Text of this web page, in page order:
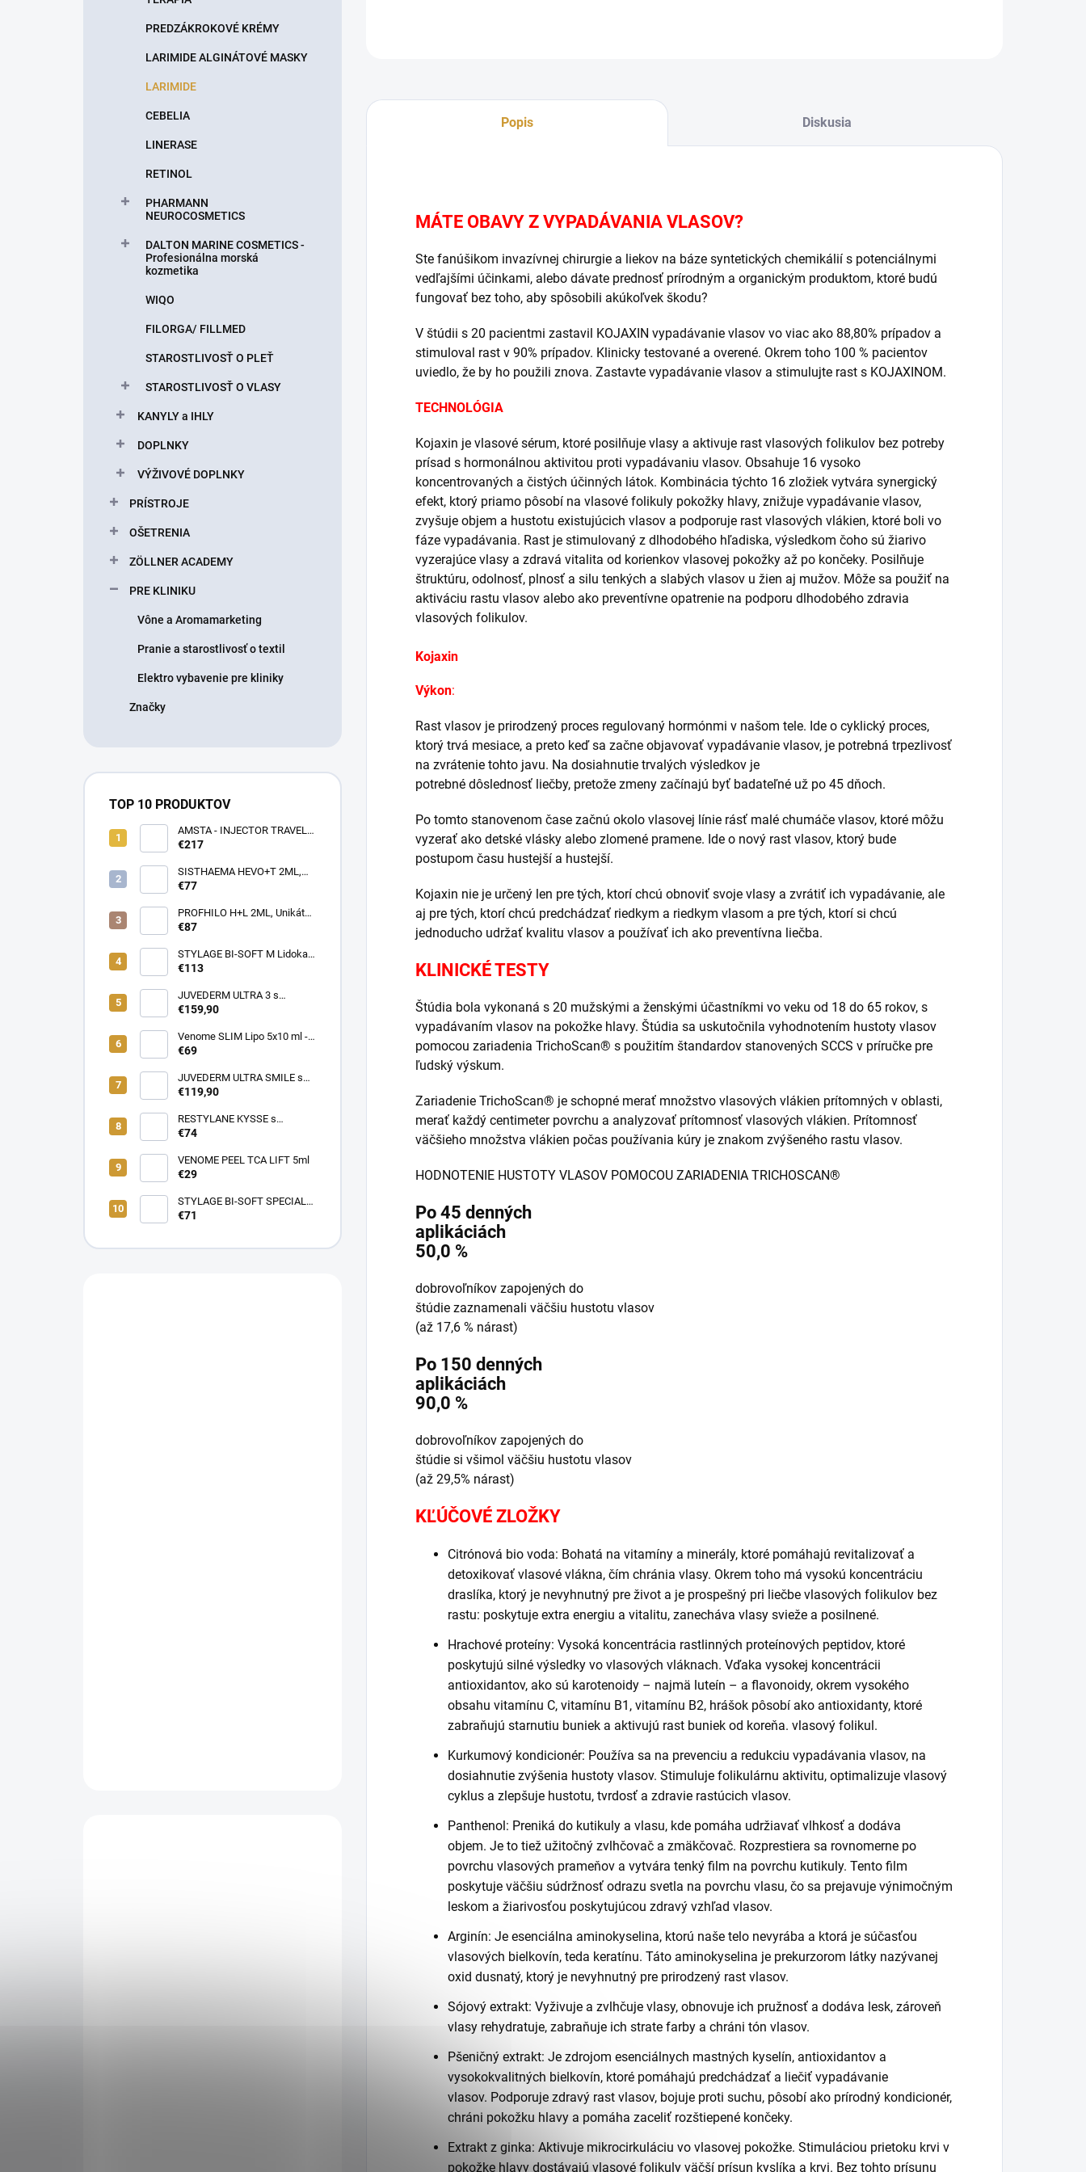
PREDZÁKROKOVÉ KRÉMY
LARIMIDE ALGINÁTOVÉ MASKY
LARIMIDE
CEBELIA
LINERASE
RETINOL
PHARMANN
NEUROCOSMETICS
DALTON MARINE COSMETICS -
Profesionálna morská
kozmetika
WIQO
FILORGA/ FILLMED
STAROSTLIVOSŤ O PLEŤ
STAROSTLIVOSŤ O VLASY
KANYLY a IHLY
DOPLNKY
VÝŽIVOVÉ DOPLNKY
PRÍSTROJE
OŠETRENIA
ZÖLLNER ACADEMY
PRE KLINIKU
Vône a Aromamarketing
Pranie a starostlivosť o textil
Elektro vybavenie pre kliniky
Značky
TOP 10 PRODUKTOV
AMSTA - INJECTOR TRAVEL
BAG - LIMITOVANÁ EDÍCIA -
pre lekárov estetickej
medicíny v pohybe (rôzne
€217
SISTHAEMA HEVO+T 2ML,
70mg/2ml = 50mg/HA + 20mg
Dermálna Regenerácia,
SKUTOČNÉ OMLADENIE,
Patentované zloženie
(VENOME)
€77
PROFHILO H+L 2ML, Unikátny
REMODELAČNÝ produkt pre
napnutie a lifting pokožky, až
64mg kyseliny Hyalurónovej
€87
STYLAGE BI-SOFT M Lidokaín
2x1ml s Mannitolom s
EŠTE LEPŠIE výsledky!
€113
JUVEDERM ULTRA 3 s
Lidokaínom (2x1ml)
€159,90
Venome SLIM Lipo 5x10 ml -
Pomáha v boji proti tukovým
odstrániť
€69
JUVEDERM ULTRA SMILE s
Lidokaínom (2x0,55ml)
€119,90
RESTYLANE KYSSE s
lidokaínom (1x1ml)
€74
VENOME PEEL TCA LIFT 5ml
€29
STYLAGE BI-SOFT SPECIAL
LIPS Lidokaín 1ml s
€71
Popis Diskusia
MÁTE OBAVY Z VYPADÁVANIA VLASOV?
Ste fanúšikom invazívnej chirurgie a liekov na báze syntetických chemikálií s potenciálnymi
vedľajšími účinkami, alebo dávate prednosť prírodným a organickým produktom, ktoré budú
fungovať bez toho, aby spôsobili akúkoľvek škodu?
V štúdii s 20 pacientmi zastavil KOJAXIN vypadávanie vlasov vo viac ako 88,80% prípadov a
stimuloval rast v 90% prípadov. Klinicky testované a overené. Okrem toho 100 % pacientov
uviedlo, že by ho použili znova. Zastavte vypadávanie vlasov a stimulujte rast s KOJAXINOM.
TECHNOLÓGIA
Kojaxin je vlasové sérum, ktoré posilňuje vlasy a aktivuje rast vlasových folikulov bez potreby
prísad s hormonálnou aktivitou proti vypadávaniu vlasov. Obsahuje 16 vysoko
koncentrovaných a čistých účinných látok. Kombinácia týchto 16 zložiek vytvára synergický
efekt, ktorý priamo pôsobí na vlasové folikuly pokožky hlavy, znižuje vypadávanie vlasov,
zvyšuje objem a hustotu existujúcich vlasov a podporuje rast vlasových vlákien, ktoré boli vo
fáze vypadávania. Rast je stimulovaný z dlhodobého hľadiska, výsledkom čoho sú žiarivo
vyzerajúce vlasy a zdravá vitalita od korienkov vlasovej pokožky až po končeky. Posilňuje
štruktúru, odolnosť, plnosť a silu tenkých a slabých vlasov u žien aj mužov. Môže sa použiť na
aktiváciu rastu vlasov alebo ako preventívne opatrenie na podporu dlhodobého zdravia
vlasových folikulov.
Kojaxin
Výkon:
Rast vlasov je prirodzený proces regulovaný hormónmi v našom tele. Ide o cyklický proces,
ktorý trvá mesiace, a preto keď sa začne objavovať vypadávanie vlasov, je potrebná trpezlivosť
na zvrátenie tohto javu. Na dosiahnutie trvalých výsledkov je
potrebné dôslednosť liečby, pretože zmeny začínajú byť badateľné už po 45 dňoch.
Po tomto stanovenom čase začnú okolo vlasovej línie rásť malé chumáče vlasov, ktoré môžu
vyzerať ako detské vlásky alebo zlomené pramene. Ide o nový rast vlasov, ktorý bude
postupom času hustejší a hustejší.
Kojaxin nie je určený len pre tých, ktorí chcú obnoviť svoje vlasy a zvrátiť ich vypadávanie, ale
aj pre tých, ktorí chcú predchádzať riedkym a riedkym vlasom a pre tých, ktorí si chcú
jednoducho udržať kvalitu vlasov a používať ich ako preventívna liečba.
KLINICKÉ TESTY
Štúdia bola vykonaná s 20 mužskými a ženskými účastníkmi vo veku od 18 do 65 rokov, s
vypadávaním vlasov na pokožke hlavy. Štúdia sa uskutočnila vyhodnotením hustoty vlasov
pomocou zariadenia TrichoScan® s použitím štandardov stanovených SCCS v príručke pre
ľudský výskum.
Zariadenie TrichoScan® je schopné merať množstvo vlasových vlákien prítomných v oblasti,
merať každý centimeter povrchu a analyzovať prítomnosť vlasových vlákien. Prítomnosť
väčšieho množstva vlákien počas používania kúry je znakom zvýšeného rastu vlasov.
HODNOTENIE HUSTOTY VLASOV POMOCOU ZARIADENIA TRICHOSCAN®
Po 45 denných
aplikáciách
50,0 %
dobrovoľníkov zapojených do
štúdie zaznamenali väčšiu hustotu vlasov
(až 17,6 % nárast)
Po 150 denných
aplikáciách
90,0 %
dobrovoľníkov zapojených do
štúdie si všimol väčšiu hustotu vlasov
(až 29,5% nárast)
KĽÚČOVÉ ZLOŽKY
Citrónová bio voda: Bohatá na vitamíny a minerály, ktoré pomáhajú revitalizovať a
detoxikovať vlasové vlákna, čím chránia vlasy. Okrem toho má vysokú koncentráciu
draslíka, ktorý je nevyhnutný pre život a je prospešný pri liečbe vlasových folikulov bez
rastu: poskytuje extra energiu a vitalitu, zanecháva vlasy svieže a posilnené.
Hrachové proteíny: Vysoká koncentrácia rastlinných proteínových peptidov, ktoré
poskytujú silné výsledky vo vlasových vláknach. Vďaka vysokej koncentrácii
antioxidantov, ako sú karotenoidy – najmä luteín – a flavonoidy, okrem vysokého
obsahu vitamínu C, vitamínu B1, vitamínu B2, hrášok pôsobí ako antioxidanty, ktoré
zabraňujú starnutiu buniek a aktivujú rast buniek od koreňa. vlasový folikul.
Kurkumový kondicionér: Používa sa na prevenciu a redukciu vypadávania vlasov, na
dosiahnutie zvýšenia hustoty vlasov. Stimuluje folikulárnu aktivitu, optimalizuje vlasový
cyklus a zlepšuje hustotu, tvrdosť a zdravie rastúcich vlasov.
Panthenol: Preniká do kutikuly a vlasu, kde pomáha udržiavať vlhkosť a dodáva
objem. Je to tiež užitočný zvlhčovač a zmäkčovač. Rozprestiera sa rovnomerne po
povrchu vlasových prameňov a vytvára tenký film na povrchu kutikuly. Tento film
poskytuje väčšiu súdržnosť odrazu svetla na povrchu vlasu, čo sa prejavuje výnimočným
leskom a žiarivosťou poskytujúcou zdravý vzhľad vlasov.
Arginín: Je esenciálna aminokyselina, ktorú naše telo nevyrába a ktorá je súčasťou
vlasových bielkovín, teda keratínu. Táto aminokyselina je prekurzorom látky nazývanej
oxid dusnatý, ktorý je nevyhnutný pre prirodzený rast vlasov.
Sójový extrakt: Vyživuje a zvlhčuje vlasy, obnovuje ich pružnosť a dodáva lesk, zároveň
vlasy rehydratuje, zabraňuje ich strate farby a chráni tón vlasov.
Pšeničný extrakt: Je zdrojom esenciálnych mastných kyselín, antioxidantov a
vysokokvalitných bielkovín, ktoré pomáhajú predchádzať a liečiť vypadávanie
vlasov. Podporuje zdravý rast vlasov, bojuje proti suchu, pôsobí ako prírodný kondicionér,
chráni pokožku hlavy a pomáha zaceliť rozštiepené končeky.
Extrakt z ginka: Aktivuje mikrocirkuláciu vo vlasovej pokožke. Stimuláciou prietoku krvi v
pokožke hlavy dostávajú vlasové folikuly väčší prísun kyslíka a krvi. Bez tohto prísunu